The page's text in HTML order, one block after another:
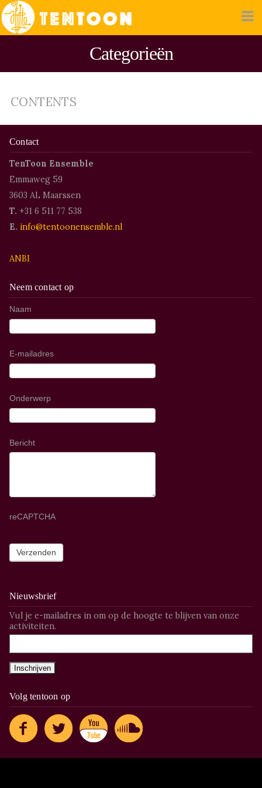
Categorieën
CONTENTS
Contact
TenToon Ensemble
Emmaweg 59
3603 AL Maarssen
T. +31 6 511 77 538
E. info@tentoonensemble.nl
ANBI
Neem contact op
Naam
E-mailadres
Onderwerp
Bericht
reCAPTCHA
Nieuwsbrief
Vul je e-mailadres in om op de hoogte te blijven van onze
activiteiten.
Volg tentoon op